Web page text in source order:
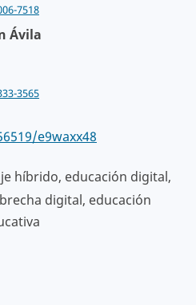
7518
Ávila
3565
e9waxx48
híbrido, educación digital,
digital, educación